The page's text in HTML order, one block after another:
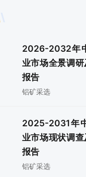
2026-2032年
业市场全景调
报告
铝矿采选
2025-2031年
业市场现状调
报告
铝矿采选